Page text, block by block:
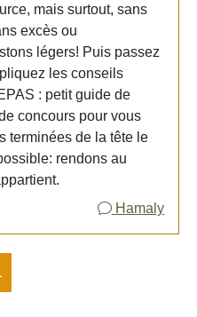
mais surtout, sans
excès ou
légers! Puis passez
les conseils
: petit guide de
concours pour vous
terminées de la tête le
rendons au
Hamaly